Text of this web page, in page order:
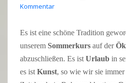
Kommentar
Es ist eine schöne Tradition
unserem Sommerkurs auf der
abzuschließen. Es ist Urlaub in
es ist Kunst, so wie wir sie